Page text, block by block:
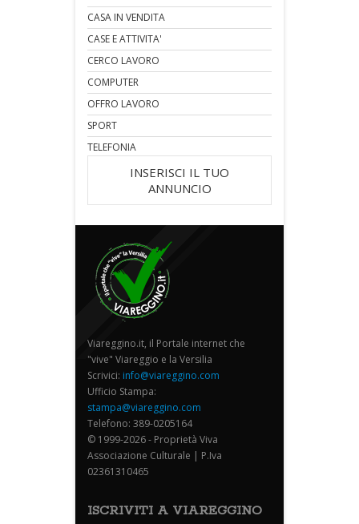
CASA IN VENDITA
CASE E ATTIVITA'
CERCO LAVORO
COMPUTER
OFFRO LAVORO
SPORT
TELEFONIA
INSERISCI IL TUO
ANNUNCIO
Viareggino.it, il Portale internet che
"vive" Viareggio e la Versilia
Scrivici: info@viareggino.com
Ufficio Stampa:
stampa@viareggino.com
Telefono: 389-0205164
© 1999-2026 - Proprietà Viva
Associazione Culturale | P.Iva
02361310465
ISCRIVITI A VIAREGGINO